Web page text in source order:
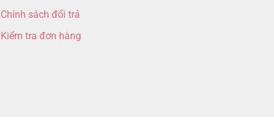
Chính sách đổi trả
Kiểm tra đơn hàng